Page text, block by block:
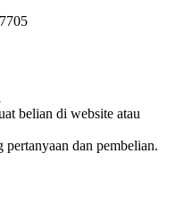
belian di website atau
pertanyaan dan pembelian.